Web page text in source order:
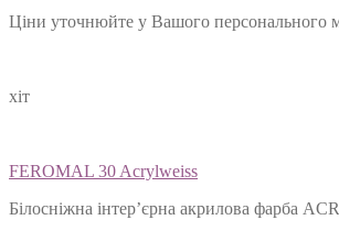
Ціни уточнюйте у Вашого персонального
хіт
FEROMAL 30 Acrylweiss
Білосніжна інтер’єрна акрилова фарба